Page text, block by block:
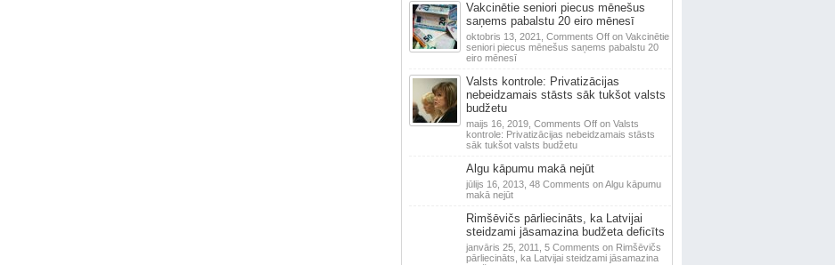
Vakcinētie seniori piecus mēnešus
saņems pabalstu 20 eiro mēnesī
oktobris 13, 2021, Comments Offon Vakcinētie
seniori piecus mēnešus saņems pabalstu 20
eiro mēnesī
Valsts kontrole: Privatizācijas
nebeidzamais stāsts sāk tukšot valsts
budžetu
maijs 16, 2019, Comments Offon Valsts
kontrole: Privatizācijas nebeidzamais stāsts
sāk tukšot valsts budžetu
Algu kāpumu makā nejūt
jūlijs 16, 2013, 48 Comments on Algu kāpumu
makā nejūt
Rimšēvičs pārliecināts, ka Latvijai
steidzami jāsamazina budžeta deficīts
janvāris 25, 2011, 5 Comments on Rimšēvičs
pārliecināts, ka Latvijai steidzami jāsamazina